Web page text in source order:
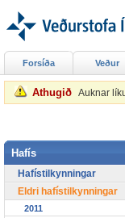
Athugið Auknar
Forsíða Veður
Hafís
Hafístilkynningar
Eldri hafístilkynningar
2011